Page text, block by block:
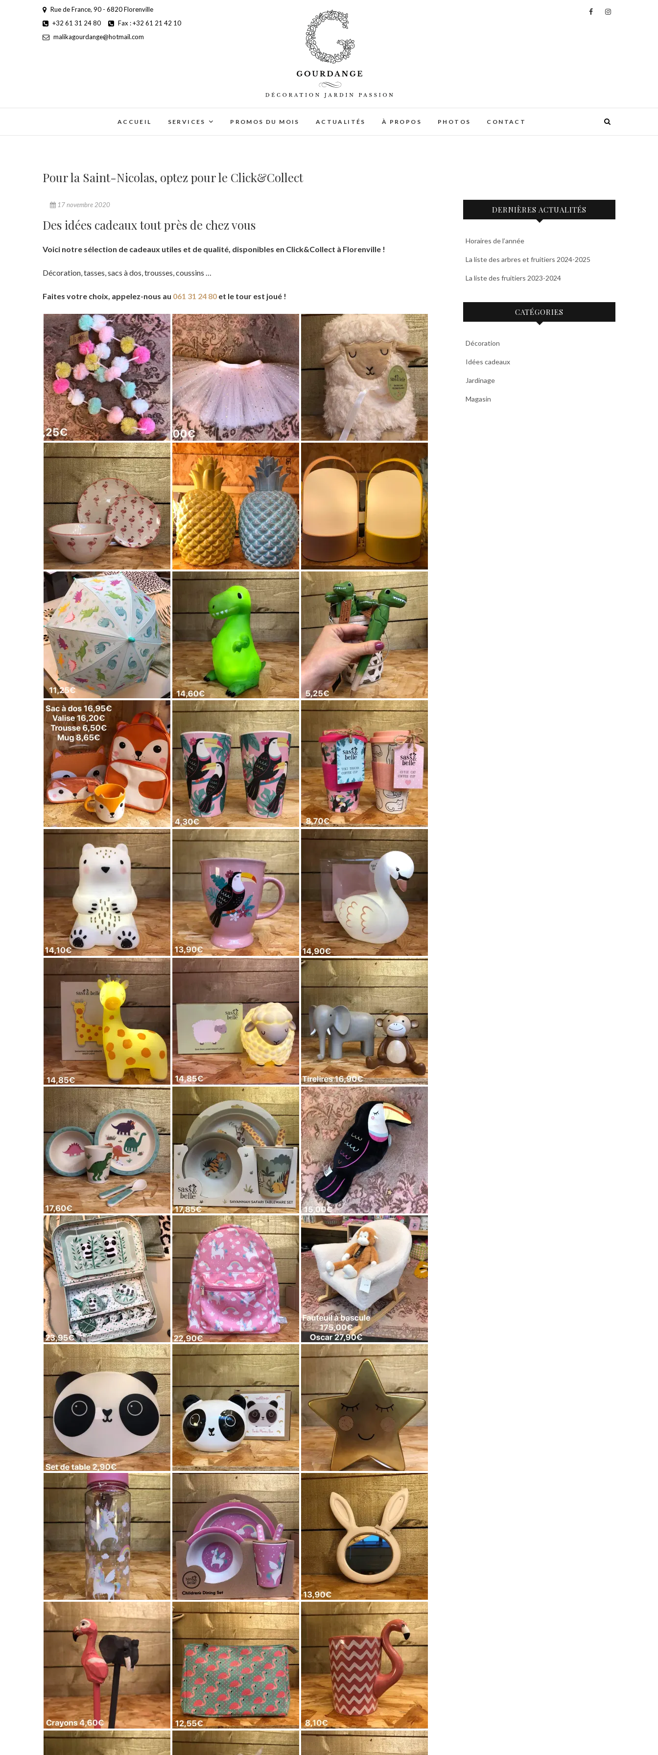
Rue de France, 90 - 6820 Florenville
+32 61 31 24 80
Fax : +32 61 21 42 10
malikagourdange@hotmail.com
ACCUEIL SERVICES PROMOS DU MOIS ACTUALITÉS À PROPOS PHOTOS CONTACT
Pour la Saint-Nicolas, optez pour le Click&Collect
17 novembre 2020
Des idées cadeaux tout près de chez vous
Voici notre sélection de cadeaux utiles et de qualité, disponibles en Click&Collect à Florenville !
Décoration, tasses, sacs à dos, trousses, coussins …
Faites votre choix, appelez-nous au 061 31 24 80 et le tour est joué !
DERNIÈRES ACTUALITÉS
Horaires de l’année
La liste des arbres et fruitiers 2024-2025
La liste des fruitiers 2023-2024
CATÉGORIES
Décoration
Idées cadeaux
Jardinage
Magasin